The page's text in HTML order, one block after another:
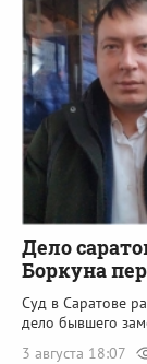
Дело
Боркуна
Суд в Саратове
дело бывшего
3 августа 18:07